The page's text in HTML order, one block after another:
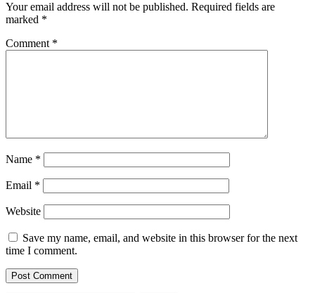
Your email address will not be published. Required fields are
marked *
Comment *
Name *
Email *
Website
Save my name, email, and website in this browser for the next
time I comment.